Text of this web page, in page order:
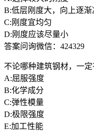
B:低层刚度大，向上逐渐
C:刚度宜均匀
D:刚度应该尽量小
答案问询微信：424329
不论哪种建筑钢材，一
A:屈服强度
B:化学成分
C:弹性模量
D:极限强度
E:加工性能